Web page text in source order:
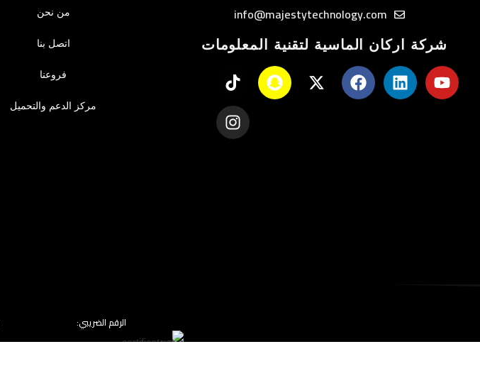
من نحن
اتصل بنا
فروعنا
مركز الدعم والتحميل
info@majestytechnology.com
شركة اركان الماسية لتقنية المعلومات
الرقم الضريبي: